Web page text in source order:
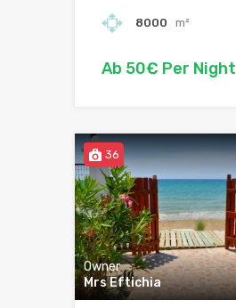
8000 m²
Ab 50€ Per Night
36
Owner
Mrs Eftichia